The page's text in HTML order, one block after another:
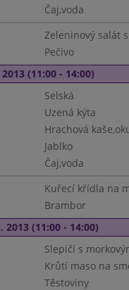
Čaj,voda
Zeleninový salát
Pečivo
(11:00 - 14:00)
Selská
Uzená kýta
Hrachová
Jablko
Čaj,voda
Kuřecí křídla na
Brambor
2013 (11:00 - 14:00)
Slepičí s
Krůtí maso na
Těstoviny